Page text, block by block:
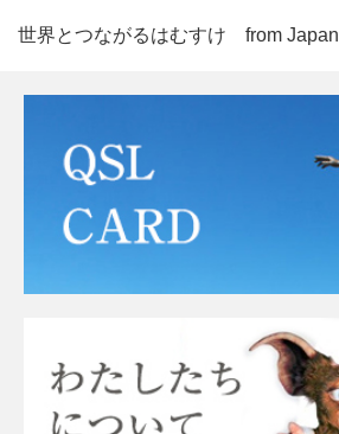
世界とつながるはむすけ from Japan